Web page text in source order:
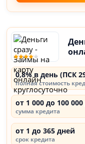
0,8% в день (ПСК
полная стоимость
от 1 000 до 100
сумма кредита
от 1 до 365 дней
срок кредита